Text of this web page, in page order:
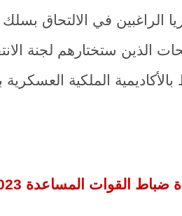
الراغبين في الالتحاق
الذين ستختارهم لجنة
الملكية العسكرية بمكناس
ضباط القوات المساعدة 2023